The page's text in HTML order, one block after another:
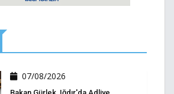
07/08/2026